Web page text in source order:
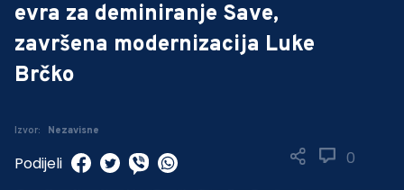
evra za deminiranje Save,
završena modernizacija Luke
Brčko
Izvor: Nezavisne
0
Podijeli